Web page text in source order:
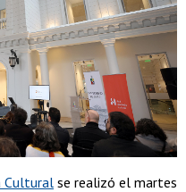
Cultural se realizó el martes